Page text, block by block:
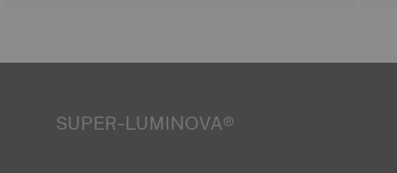
SUPER-LUMINOVA®